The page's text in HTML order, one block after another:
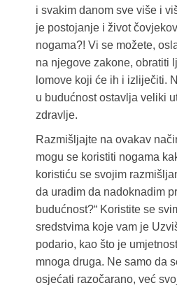
i svakim danom sve više i
je postojanje i život
nogama?! Vi se možete,
na njegove zakone, obratiti
lomove koji će ih i izliječiti.
u budućnost ostavlja veliki
zdravlje.
Razmišljajte na ovakav
mogu se koristiti nogama
koristiću se svojim
da uradim da nadoknadim
budućnost?“ Koristite se
sredstvima koje vam je
podario, kao što je
mnoga druga. Ne samo da
osjećati razočarano, već